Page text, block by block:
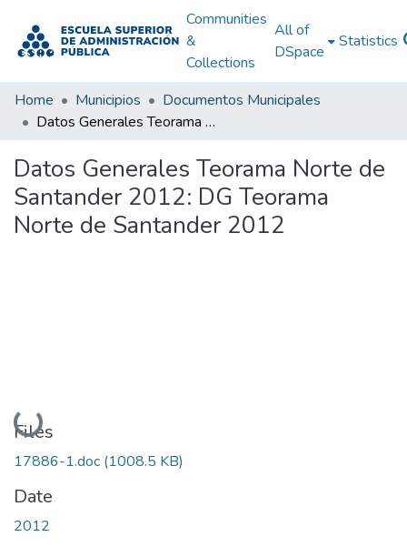
Communities
&
Collections
All of
DSpace
Statistics
Home Municipios
Documentos Municipales
Datos Generales Teorama Norte de Santander 2012: DG Teorama Norte de Santander 2012
Datos Generales Teorama Norte de
Santander 2012: DG Teorama
Norte de Santander 2012
Loading...
Files
17886-1.doc (1008.5 KB)
Date
2012